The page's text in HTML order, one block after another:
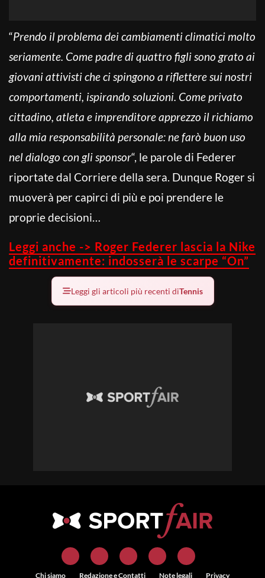
“Prendo il problema dei cambiamenti climatici molto
seriamente. Come padre di quattro figli sono grato ai
giovani attivisti che ci spingono a riflettere sui nostri
comportamenti, ispirando soluzioni. Come privato
cittadino, atleta e imprenditore apprezzo il richiamo
alla mia responsabilità personale: ne farò buon uso
nel dialogo con gli sponsor“, le parole di Federer
riportate dal Corriere della sera. Dunque Roger si
muoverà per capirci di più e poi prendere le
proprie decisioni…
Leggi anche -> Roger Federer lascia la Nike
definitivamente: indosserà le scarpe “On”
Leggi gli articoli più recenti diTennis
Chi siamo Redazione e Contatti Note legali Privacy